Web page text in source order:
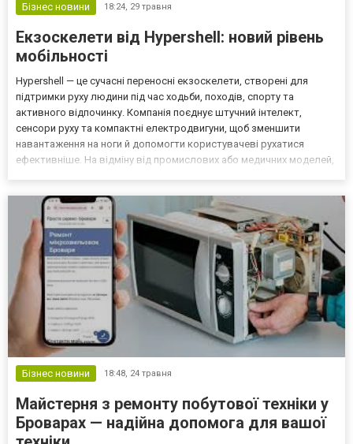
Бізнес новини 18:24, 29 травня
Екзоскелети від Hypershell: новий рівень
мобільності
Hypershell — це сучасні переносні екзоскелети, створені для
підтримки руху людини під час ходьби, походів, спорту та
активного відпочинку. Компанія поєднує штучний інтелект,
сенсори руху та компактні електродвигуни, щоб зменшити
навантаження на ноги й допомогти користувачеві рухатися
ефективніше. На відміну від промислових або медичних моделей,
Бізнес новини 18:48, 24 травня
Майстерня з ремонту побутової техніки у
Броварах — надійна допомога для вашої